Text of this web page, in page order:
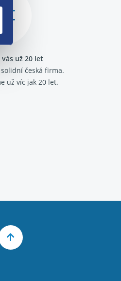
už 20 let
česká firma.
už víc jak 20 let.